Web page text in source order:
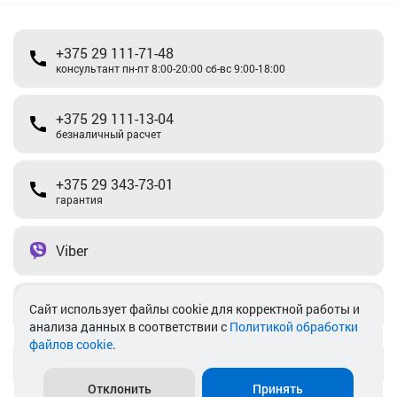
+375 29 111-71-48
консультант пн-пт 8:00-20:00 сб-вс 9:00-18:00
+375 29 111-13-04
безналичный расчет
+375 29 343-73-01
гарантия
Viber
Telegram
Cайт использует файлы cookie для корректной работы и
анализа данных в соответствии с Политикой обработки
файлов cookie.
Отклонить Принять